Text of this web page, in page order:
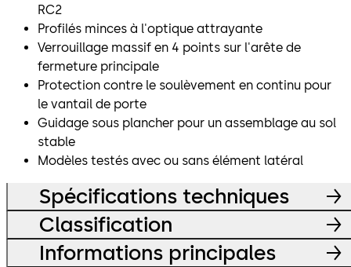
RC2
Profilés minces à l'optique attrayante
Verrouillage massif en 4 points sur l'arête de
fermeture principale
Protection contre le soulèvement en continu pour
le vantail de porte
Guidage sous plancher pour un assemblage au sol
stable
Modèles testés avec ou sans élément latéral
Spécifications techniques
Classification
Informations principales